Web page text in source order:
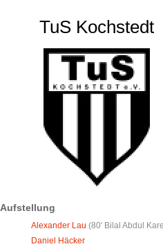
TuS Kochstedt
Aufstellung
Alexander Lau (80' Bilal Abdul
Daniel Häcker